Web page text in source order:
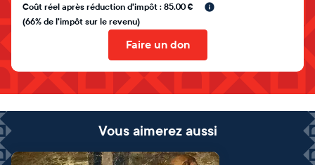
Coût réel après réduction d'impôt : 85.00 €
(66% de l'impôt sur le revenu)
Faire un don
Vous aimerez aussi